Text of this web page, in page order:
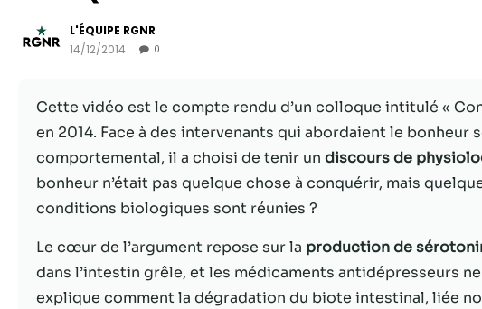
L'ÉQUIPE RGNR
14/12/2014
0
Cette vidéo est le compte rendu d’un colloque intitulé «
en 2014. Face à des intervenants qui abordaient le bonheur
comportemental, il a choisi de tenir un discours de
bonheur n’était pas quelque chose à conquérir, mais
conditions biologiques sont réunies ?
Le cœur de l’argument repose sur la production de
dans l’intestin grêle, et les médicaments antidépresseurs
explique comment la dégradation du biote intestinal, liée